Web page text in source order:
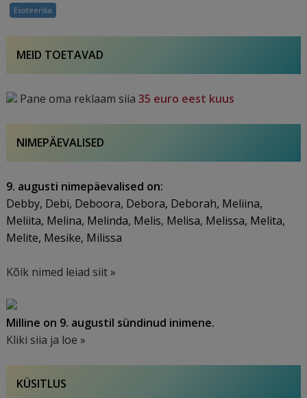
Esoteerika
MEID TOETAVAD
Pane oma reklaam siia35 euro eest kuus
NIMEPÄEVALISED
9. augusti nimepäevalised on:
Debby, Debi, Deboora, Debora, Deborah, Meliina,
Meliita, Melina, Melinda, Melis, Melisa, Melissa, Melita,
Melite, Mesike, Milissa
Kõik nimed leiad siit »
Milline on 9. augustil sündinud inimene.
Kliki siia ja loe »
KÜSITLUS